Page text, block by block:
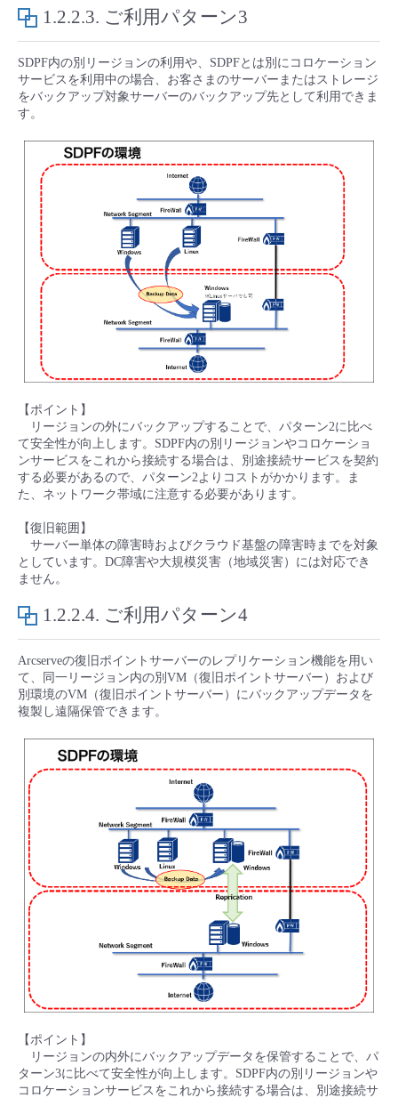
1.2.2.3. ご利用パターン3
SDPF内の別リージョンの利用や、SDPFとは別にコロケーション
サービスを利用中の場合、お客さまのサーバーまたはストレージ
をバックアップ対象サーバーのバックアップ先として利用できま
す。
【ポイント】
リージョンの外にバックアップすることで、パターン2に比べ
て安全性が向上します。SDPF内の別リージョンやコロケーショ
ンサービスをこれから接続する場合は、別途接続サービスを契約
する必要があるので、パターン2よりコストがかかります。ま
た、ネットワーク帯域に注意する必要があります。
【復旧範囲】
サーバー単体の障害時およびクラウド基盤の障害時までを対象
としています。DC障害や大規模災害（地域災害）には対応でき
ません。
1.2.2.4. ご利用パターン4
Arcserveの復旧ポイントサーバーのレプリケーション機能を用い
て、同一リージョン内の別VM（復旧ポイントサーバー）および
別環境のVM（復旧ポイントサーバー）にバックアップデータを
複製し遠隔保管できます。
【ポイント】
リージョンの内外にバックアップデータを保管することで、パ
ターン3に比べて安全性が向上します。SDPF内の別リージョンや
コロケーションサービスをこれから接続する場合は、別途接続サ